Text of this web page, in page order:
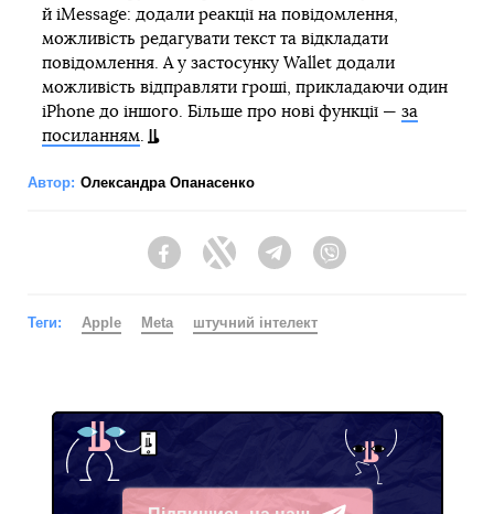
й iMessage: додали реакції на повідомлення,
можливість редагувати текст та відкладати
повідомлення. А у застосунку Wallet додали
можливість відправляти гроші, прикладаючи один
iPhone до іншого. Більше про нові функції — за
посиланням
Автор: Олександра Опанасенко
FacebookTwitter Telegram
Теги: Apple Meta штучний інтелект